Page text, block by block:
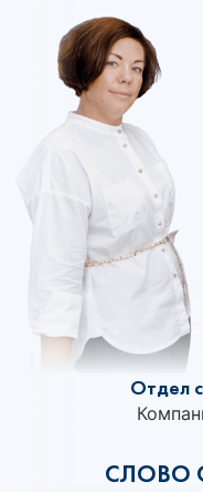
СЛОВО
Отдел